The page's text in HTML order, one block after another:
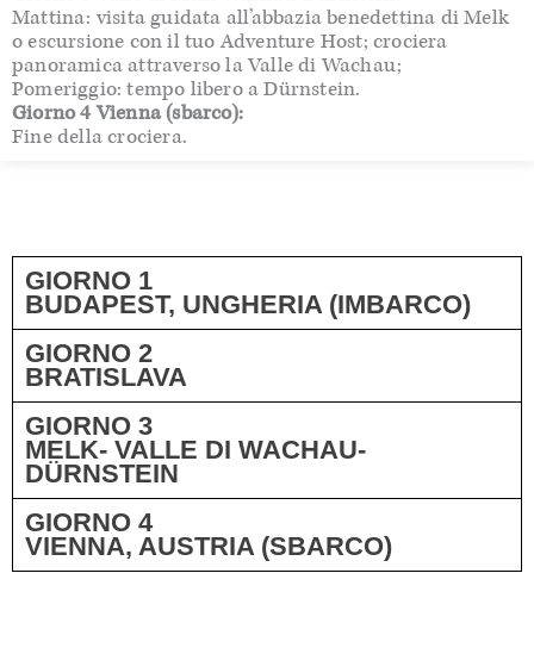
Mattina: visita guidata all’abbazia benedettina di Melk
o escursione con il tuo Adventure Host; crociera
panoramica attraverso la Valle di Wachau;
Pomeriggio: tempo libero a Dürnstein.
Giorno 4 Vienna (sbarco):
Fine della crociera.
GIORNO 1
BUDAPEST, UNGHERIA (IMBARCO)
GIORNO 2
BRATISLAVA
GIORNO 3
MELK- VALLE DI WACHAU-
DÜRNSTEIN
GIORNO 4
VIENNA, AUSTRIA (SBARCO)